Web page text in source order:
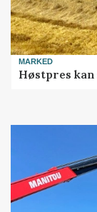
MARKED
Høstpres